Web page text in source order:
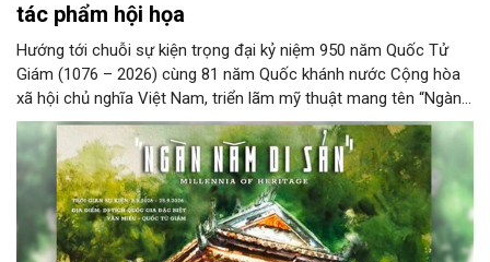
tác phẩm hội họa
Hướng tới chuỗi sự kiện trọng đại kỷ niệm 950 năm Quốc Tử
Giám (1076 – 2026) cùng 81 năm Quốc khánh nước Cộng hòa
xã hội chủ nghĩa Việt Nam, triển lãm mỹ thuật mang tên “Ngàn
năm di sản” sẽ chính thức khai mạc vào ngày 8/8 tại Nhà Thái
Học, Di tích Quốc gia đặc biệt Văn Miếu – Quốc Tử Giám. Sự
kiện kéo dài đến ngày 25/9/2026 hứa hẹn trở thành điểm đến
văn hóa đầy sức hút, góp phần làm phong phú đời sống nghệ
thuật của Thủ đô trong mùa thu này.